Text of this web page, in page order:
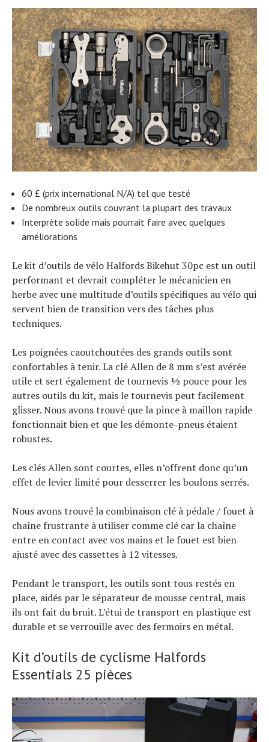
60 £ (prix international N/A) tel que testé
De nombreux outils couvrant la plupart des travaux
Interprète solide mais pourrait faire avec quelques
améliorations
Le kit d’outils de vélo Halfords Bikehut 30pc est un outil
performant et devrait compléter le mécanicien en
herbe avec une multitude d’outils spécifiques au vélo qui
servent bien de transition vers des tâches plus
techniques.
Les poignées caoutchoutées des grands outils sont
confortables à tenir. La clé Allen de 8 mm s’est avérée
utile et sert également de tournevis ½ pouce pour les
autres outils du kit, mais le tournevis peut facilement
glisser. Nous avons trouvé que la pince à maillon rapide
fonctionnait bien et que les démonte-pneus étaient
robustes.
Les clés Allen sont courtes, elles n’offrent donc qu’un
effet de levier limité pour desserrer les boulons serrés.
Nous avons trouvé la combinaison clé à pédale / fouet à
chaîne frustrante à utiliser comme clé car la chaîne
entre en contact avec vos mains et le fouet est bien
ajusté avec des cassettes à 12 vitesses.
Pendant le transport, les outils sont tous restés en
place, aidés par le séparateur de mousse central, mais
ils ont fait du bruit. L’étui de transport en plastique est
durable et se verrouille avec des fermoirs en métal.
Kit d’outils de cyclisme Halfords
Essentials 25 pièces